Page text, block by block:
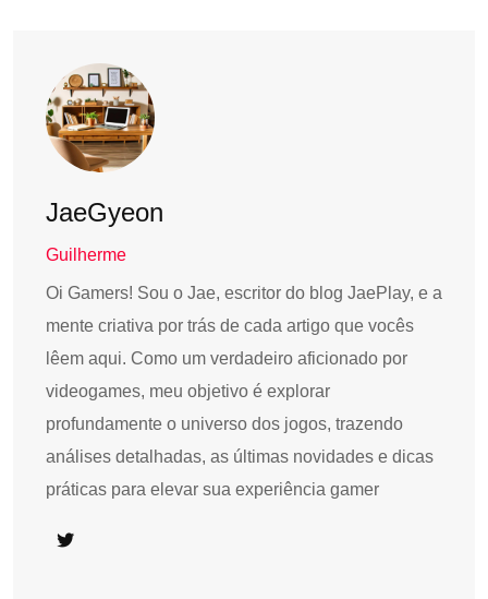
JaeGyeon
Guilherme
Oi Gamers! Sou o Jae, escritor do blog JaePlay, e a
mente criativa por trás de cada artigo que vocês
lêem aqui. Como um verdadeiro aficionado por
videogames, meu objetivo é explorar
profundamente o universo dos jogos, trazendo
análises detalhadas, as últimas novidades e dicas
práticas para elevar sua experiência gamer